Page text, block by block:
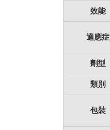
效能
適應症
劑型
類別
包裝